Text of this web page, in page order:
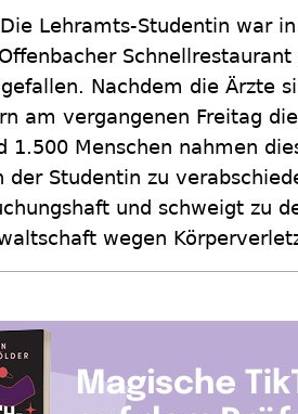
Lehramts-Studentin war in
Schnellrestaurant
Nachdem die Ärzte
am vergangenen Freitag
1.500 Menschen nahmen
der Studentin zu
und schweigt zu
wegen